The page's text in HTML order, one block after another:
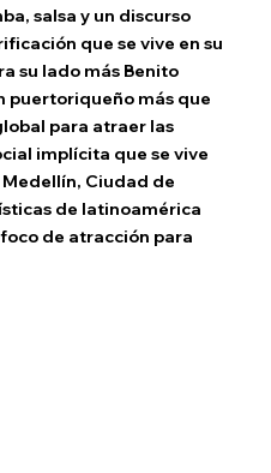
salsa y un discurso
que se vive en su
su lado más Benito
puertoriqueño más que
para atraer las
implícita que se vive
Ciudad de
de latinoamérica
de atracción para